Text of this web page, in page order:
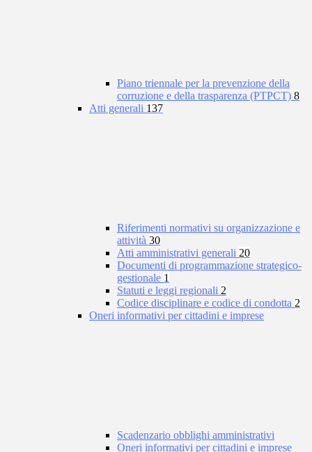
Piano triennale per la prevenzione della
corruzione e della trasparenza (PTPCT) 8
Atti generali 137
Riferimenti normativi su organizzazione e
attività 30
Atti amministrativi generali 20
Documenti di programmazione strategico-
gestionale 1
Statuti e leggi regionali 2
Codice disciplinare e codice di condotta 2
Oneri informativi per cittadini e imprese
Scadenzario obblighi amministrativi
Oneri informativi per cittadini e imprese